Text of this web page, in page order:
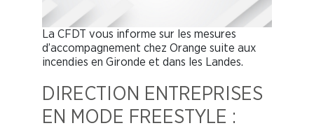
La CFDT vous informe sur les mesures
d’accompagnement chez Orange suite aux
incendies en Gironde et dans les Landes.
DIRECTION ENTREPRISES
EN MODE FREESTYLE :